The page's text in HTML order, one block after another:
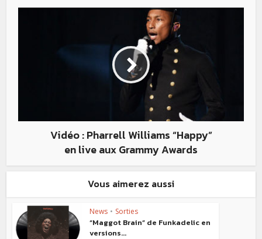
Vidéo : Pharrell Williams “Happy”
en live aux Grammy Awards
Vous aimerez aussi
News • Sorties
“Maggot Brain” de Funkadelic en
versions...